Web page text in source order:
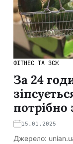
ФІТНЕС ТА ЗСЖ
За 24
потрібно
15.01.2025
Джерело: